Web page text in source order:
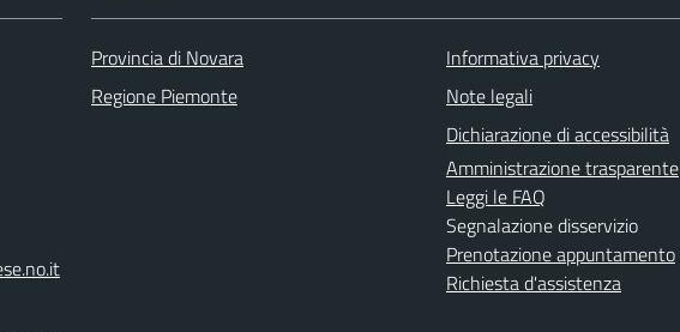
Provincia di Novara
Regione Piemonte
Informativa privacy
Note legali
Dichiarazione di accessibilità
Amministrazione trasparente
Leggi le FAQ
Segnalazione disservizio
Prenotazione appuntamento
Richiesta d'assistenza